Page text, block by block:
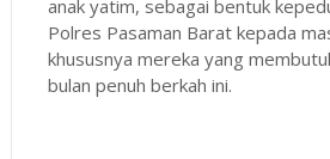
anak yatim, sebagai bentuk
Polres Pasaman Barat kepada
khususnya mereka yang
bulan penuh berkah ini.